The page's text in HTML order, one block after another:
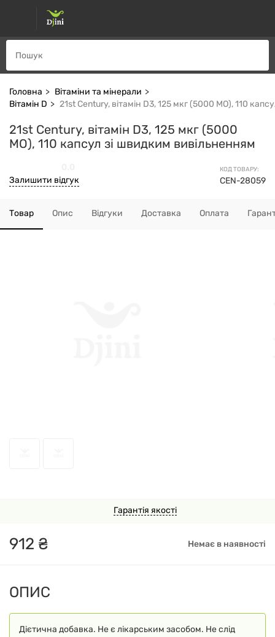
Головна
Вітаміни та мінерали
Вітамін D
21st Century, вітамін D3, 125 мкг (5000 МО), 110
21st Century, вітамін D3, 125 мкг (5000
МО), 110 капсул зі швидким вивільненням
КОД ТОВАРУ:
CEN-28059
Залишити відгук
Товар Опис Відгуки Доставка Оплата
Гарантія якості
912 ₴ Немає в наявності
ОПИС
Дієтична добавка. Не є лікарським засобом. Не слід